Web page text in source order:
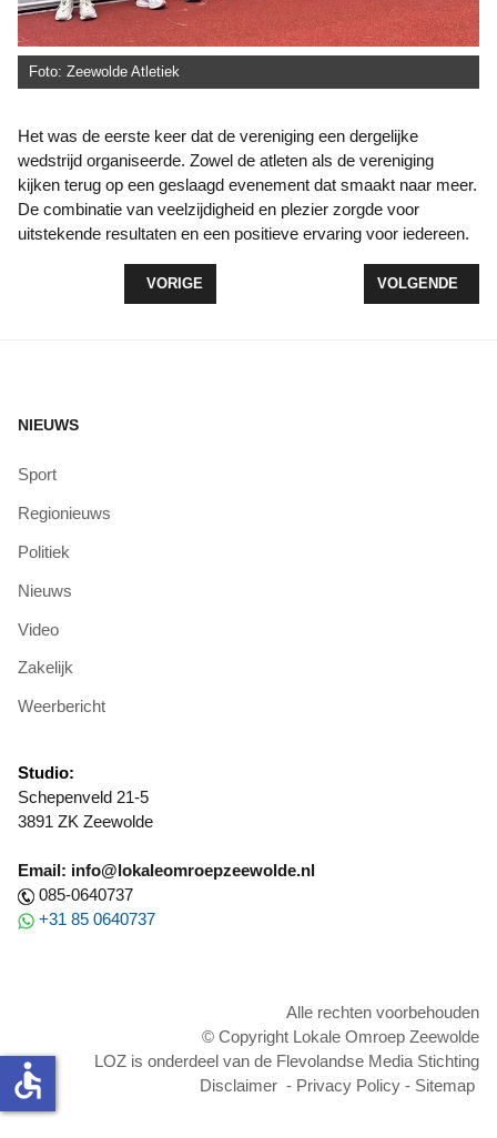
Foto: Zeewolde Atletiek
Het was de eerste keer dat de vereniging een dergelijke
wedstrijd organiseerde. Zowel de atleten als de vereniging
kijken terug op een geslaagd evenement dat smaakt naar meer.
De combinatie van veelzijdigheid en plezier zorgde voor
uitstekende resultaten en een positieve ervaring voor iedereen.
VORIG ARTIKEL: MOOIE EN SPANNENDE
VORIGE VOLGENDE
VOLGENDE
NIEUWS
Sport
Regionieuws
Politiek
Nieuws
Video
Zakelijk
Weerbericht
Studio:
Schepenveld 21-5
3891 ZK Zeewolde
Email: info@lokaleomroepzeewolde.nl
085-0640737
+31 85 0640737
Alle rechten voorbehouden
© Copyright Lokale Omroep Zeewolde
LOZ is onderdeel van de Flevolandse Media Stichting
Disclaimer - Privacy Policy - Sitemap
accessible